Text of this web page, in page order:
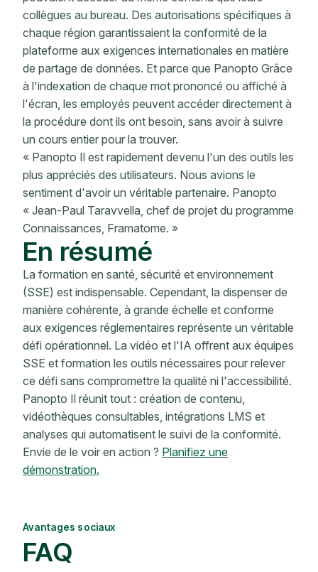
collègues au bureau. Des autorisations spécifiques à
chaque région garantissaient la conformité de la
plateforme aux exigences internationales en matière
de partage de données. Et parce que Panopto Grâce
à l'indexation de chaque mot prononcé ou affiché à
l'écran, les employés peuvent accéder directement à
la procédure dont ils ont besoin, sans avoir à suivre
un cours entier pour la trouver.
« Panopto Il est rapidement devenu l'un des outils les
plus appréciés des utilisateurs. Nous avions le
sentiment d'avoir un véritable partenaire. Panopto
« Jean-Paul Taravvella, chef de projet du programme
Connaissances, Framatome. »
En résumé
La formation en santé, sécurité et environnement
(SSE) est indispensable. Cependant, la dispenser de
manière cohérente, à grande échelle et conforme
aux exigences réglementaires représente un véritable
défi opérationnel. La vidéo et l'IA offrent aux équipes
SSE et formation les outils nécessaires pour relever
ce défi sans compromettre la qualité ni l'accessibilité.
Panopto Il réunit tout : création de contenu,
vidéothèques consultables, intégrations LMS et
analyses qui automatisent le suivi de la conformité.
Envie de le voir en action ? Planifiez une
démonstration.
Avantages sociaux
FAQ